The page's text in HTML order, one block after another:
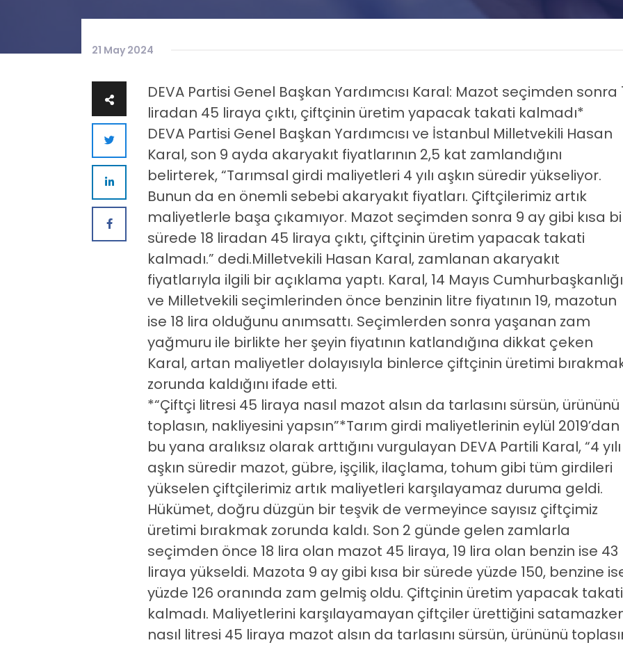
21 May 2024
DEVA Partisi Genel Başkan Yardımcısı Karal: Mazot seçimden sonra
liradan 45 liraya çıktı, çiftçinin üretim yapacak takati kalmadı*
DEVA Partisi Genel Başkan Yardımcısı ve İstanbul Milletvekili Hasan
Karal, son 9 ayda akaryakıt fiyatlarının 2,5 kat zamlandığını
belirterek, “Tarımsal girdi maliyetleri 4 yılı aşkın süredir yükseliyor.
Bunun da en önemli sebebi akaryakıt fiyatları. Çiftçilerimiz artık
maliyetlerle başa çıkamıyor. Mazot seçimden sonra 9 ay gibi kısa
sürede 18 liradan 45 liraya çıktı, çiftçinin üretim yapacak takati
kalmadı.” dedi.Milletvekili Hasan Karal, zamlanan akaryakıt
fiyatlarıyla ilgili bir açıklama yaptı. Karal, 14 Mayıs Cumhurbaşkanlığı
ve Milletvekili seçimlerinden önce benzinin litre fiyatının 19, mazotun
ise 18 lira olduğunu anımsattı. Seçimlerden sonra yaşanan zam
yağmuru ile birlikte her şeyin fiyatının katlandığına dikkat çeken
Karal, artan maliyetler dolayısıyla binlerce çiftçinin üretimi
zorunda kaldığını ifade etti.
*“Çiftçi litresi 45 liraya nasıl mazot alsın da tarlasını sürsün, ürününü
toplasın, nakliyesini yapsın”*Tarım girdi maliyetlerinin eylül 2019’dan
bu yana aralıksız olarak arttığını vurgulayan DEVA Partili Karal, “4 yılı
aşkın süredir mazot, gübre, işçilik, ilaçlama, tohum gibi tüm girdileri
yükselen çiftçilerimiz artık maliyetleri karşılayamaz duruma geldi.
Hükümet, doğru düzgün bir teşvik de vermeyince sayısız çiftçimiz
üretimi bırakmak zorunda kaldı. Son 2 günde gelen zamlarla
seçimden önce 18 lira olan mazot 45 liraya, 19 lira olan benzin ise 43
liraya yükseldi. Mazota 9 ay gibi kısa bir sürede yüzde 150, benzine
yüzde 126 oranında zam gelmiş oldu. Çiftçinin üretim yapacak takati
kalmadı. Maliyetlerini karşılayamayan çiftçiler ürettiğini
nasıl litresi 45 liraya mazot alsın da tarlasını sürsün, ürününü